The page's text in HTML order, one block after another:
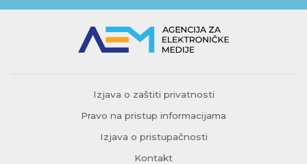
Izjava o zaštiti privatnosti
Pravo na pristup informacijama
Izjava o pristupačnosti
Kontakt